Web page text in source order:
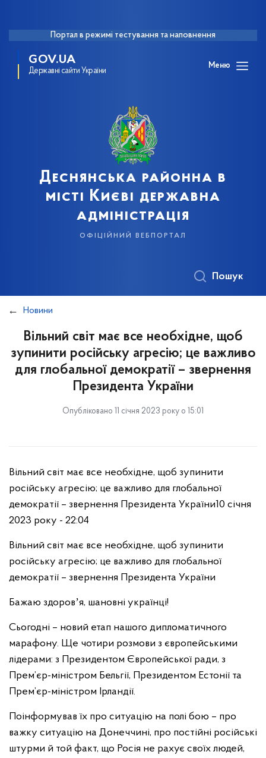
Портал в режимі тестування та наповнення
GOV.UA
Державні сайти України
Меню
Деснянська районна в
місті Києві державна
адміністрація
офіційний вебпортал
Пошук
Новини
Вільний світ має все необхідне, щоб
зупинити російську агресію; це важливо
для глобальної демократії – звернення
Президента України
Опубліковано 11 січня 2023 року о 15:01
Вільний світ має все необхідне, щоб зупинити
російську агресію; це важливо для глобальної
демократії – звернення Президента України10 січня
2023 року - 22:04
Вільний світ має все необхідне, щоб зупинити
російську агресію; це важливо для глобальної
демократії – звернення Президента України
Бажаю здоровʼя, шановні українці!
Сьогодні – новий етап нашого дипломатичного
марафону. Ще чотири розмови з європейськими
лідерами: з Президентом Європейської ради, з
Прем’єр-міністром Бельгії, Президентом Естонії та
Прем’єр-міністром Ірландії.
Поінформував їх про ситуацію на полі бою – про
важку ситуацію на Донеччині, про постійні російські
штурми й той факт, що Росія не рахує своїх людей,